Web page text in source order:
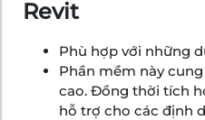
Revit
Phù hợp với những
Phần mềm này
cao. Đồng thời tích
hỗ trợ cho các định